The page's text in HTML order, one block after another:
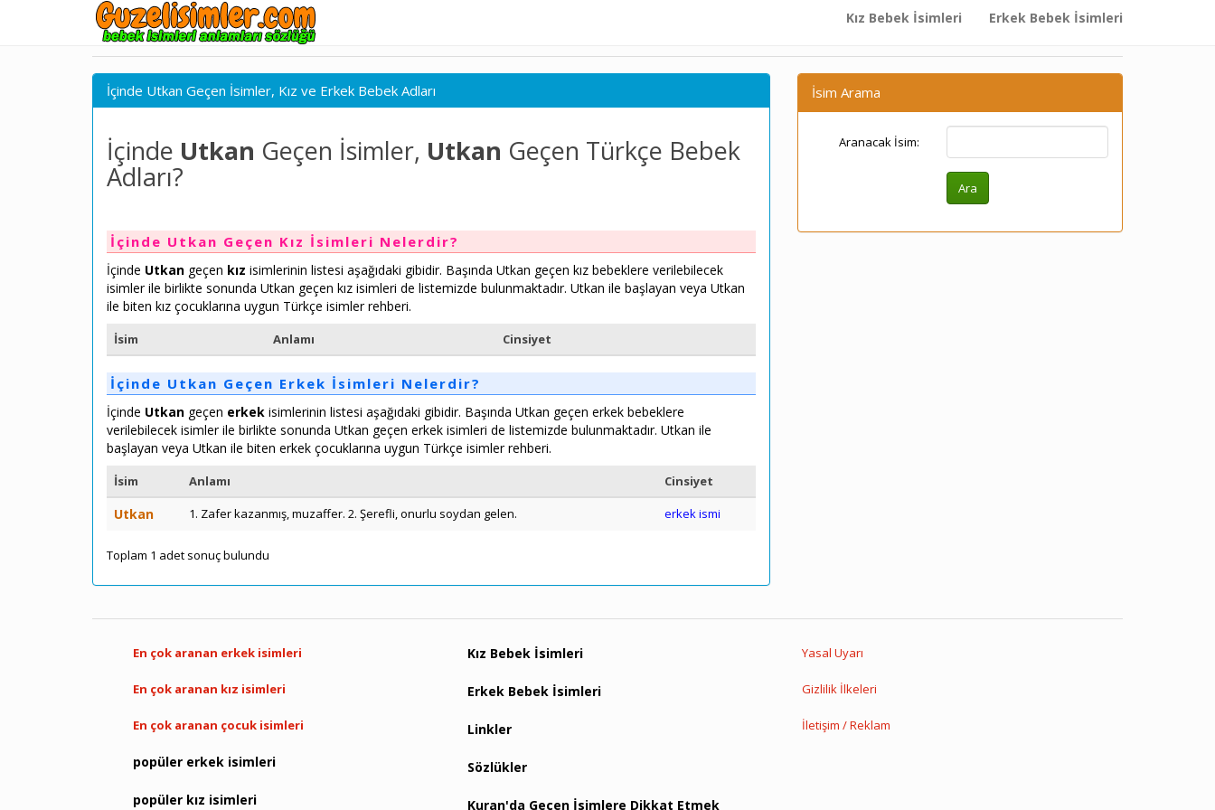
Kız Bebek İsimleri Erkek Bebek İsimleri
İçinde Utkan Geçen İsimler, Kız ve Erkek Bebek Adları
İçinde Utkan Geçen İsimler, Utkan Geçen Türkçe Bebek
Adları?
İçinde Utkan Geçen Kız İsimleri Nelerdir?
İçinde Utkan geçen kız isimlerinin listesi aşağıdaki gibidir. Başında Utkan geçen kız bebeklere verilebilecek
isimler ile birlikte sonunda Utkan geçen kız isimleri de listemizde bulunmaktadır. Utkan ile başlayan veya Utkan
ile biten kız çocuklarına uygun Türkçe isimler rehberi.
İsim Anlamı Cinsiyet
İçinde Utkan Geçen Erkek İsimleri Nelerdir?
İçinde Utkan geçen erkek isimlerinin listesi aşağıdaki gibidir. Başında Utkan geçen erkek bebeklere
verilebilecek isimler ile birlikte sonunda Utkan geçen erkek isimleri de listemizde bulunmaktadır. Utkan ile
başlayan veya Utkan ile biten erkek çocuklarına uygun Türkçe isimler rehberi.
İsim Anlamı Cinsiyet
Utkan 1. Zafer kazanmış, muzaffer. 2. Şerefli, onurlu soydan gelen. erkek ismi
Toplam 1 adet sonuç bulundu
İsim Arama
Aranacak İsim:
En çok aranan erkek isimleri
En çok aranan kız isimleri
En çok aranan çocuk isimleri
popüler erkek isimleri
popüler kız isimleri
Kız Bebek İsimleri
Erkek Bebek İsimleri
Linkler
Sözlükler
Kuran'da Geçen İsimlere Dikkat Etmek
Yasal Uyarı
Gizlilik İlkeleri
İletişim / Reklam